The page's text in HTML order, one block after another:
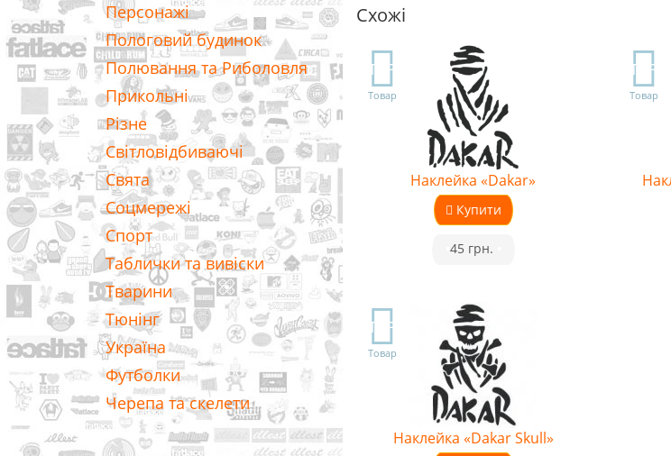
Персонажі
Пологовий будинок
Полювання та Риболовля
Прикольні
Різне
Світловідбиваючі
Свята
Соцмережі
Спорт
Таблички та вивіски
Тварини
Тюнінг
Україна
Футболки
Черепа та скелети
Схожі
TOP
Товар
Наклейка «Dakar»
Купити
45 грн.
TOP
Товар
TOP
Товар
Наклейка «Dakar Skull»